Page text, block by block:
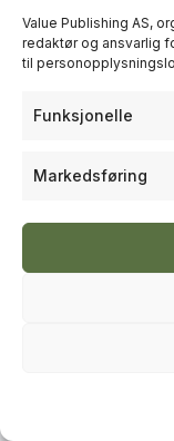
Value Publishing AS,
redaktør og ansvarlig
til
Funksjonelle
Markedsføring
BYUTVIKLING